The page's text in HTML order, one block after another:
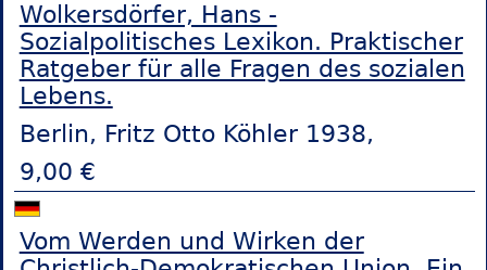
Wolkersdörfer, Hans -
Sozialpolitisches Lexikon. Praktischer
Ratgeber für alle Fragen des sozialen
Lebens.
Berlin, Fritz Otto Köhler 1938,
9,00 €
Vom Werden und Wirken der